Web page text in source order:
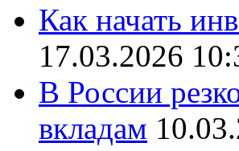
Как начать
17.03.2026
В России
вкладам